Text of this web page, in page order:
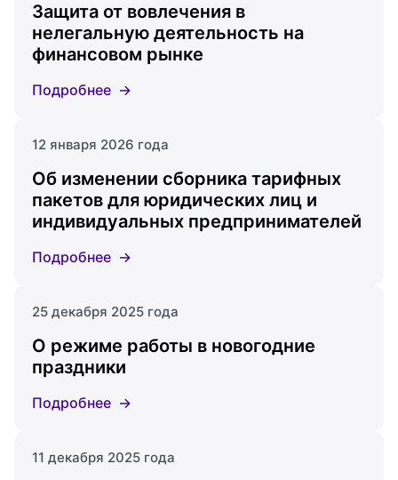
Защита от вовлечения в
нелегальную деятельность на
финансовом рынке
Подробнее
12 января 2026 года
Об изменении сборника тарифных
пакетов для юридических лиц и
индивидуальных предпринимателей
Подробнее
25 декабря 2025 года
О режиме работы в новогодние
праздники
Подробнее
11 декабря 2025 года